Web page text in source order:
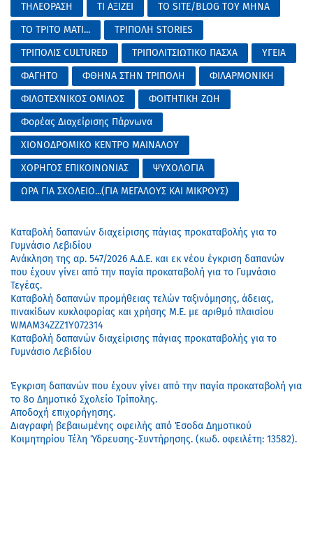
ΤΗΛΕΟΡΑΣΗ
ΤΙ ΑΞΙΖΕΙ
ΤΟ SITE/BLOG ΤΟΥ ΜΗΝΑ
ΤΟ ΤΡΙΤΟ ΜΑΤΙ...
ΤΡΙΠΟΛΗ STORIES
ΤΡΙΠΟΛΙΣ CULTURED
ΤΡΙΠΟΛΙΤΣΙΩΤΙΚΟ ΠΑΣΧΑ
ΥΓΕΙΑ
ΦΑΓΗΤΟ
ΦΘΗΝΑ ΣΤΗΝ ΤΡΙΠΟΛΗ
ΦΙΛΑΡΜΟΝΙΚΗ
ΦΙΛΟΤΕΧΝΙΚΟΣ ΟΜΙΛΟΣ
ΦΟΙΤΗΤΙΚΗ ΖΩΗ
Φορέας Διαχείρισης Πάρνωνα
ΧΙΟΝΟΔΡΟΜΙΚΟ ΚΕΝΤΡΟ ΜΑΙΝΑΛΟΥ
ΧΟΡΗΓΟΣ ΕΠΙΚΟΙΝΩΝΙΑΣ
ΨΥΧΟΛΟΓΙΑ
ΩΡΑ ΓΙΑ ΣΧΟΛΕΙΟ...(ΓΙΑ ΜΕΓΑΛΟΥΣ ΚΑΙ ΜΙΚΡΟΥΣ)
Καταβολή δαπανών διαχείρισης πάγιας προκαταβολής για το
Γυμνάσιο Λεβιδίου
Ανάκληση της αρ. 547/2026 Α.Δ.Ε. και εκ νέου έγκριση δαπανών
που έχουν γίνει από την παγία προκαταβολή για το Γυμνάσιο
Τεγέας.
Καταβολή δαπανών προμήθειας τελών ταξινόμησης, άδειας,
πινακίδων κυκλοφορίας και χρήσης Μ.Ε. με αριθμό πλαισίου
WMAM34ZZZ1Y072314
Καταβολή δαπανών διαχείρισης πάγιας προκαταβολής για το
Γυμνάσιο Λεβιδίου
Έγκριση δαπανών που έχουν γίνει από την παγία προκαταβολή για
το 8ο Δημοτικό Σχολείο Τρίπολης.
Αποδοχή επιχορήγησης.
Διαγραφή βεβαιωμένης οφειλής από Έσοδα Δημοτικού
Κοιμητηρίου Τέλη Ύδρευσης-Συντήρησης. (κωδ. οφειλέτη: 13582).